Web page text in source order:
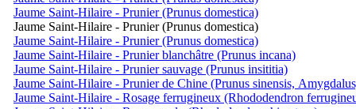
Jaume Saint-Hilaire - Prunier (Prunus domestica)
Jaume Saint-Hilaire - Prunier (Prunus domestica)
Jaume Saint-Hilaire - Prunier (Prunus domestica)
Jaume Saint-Hilaire - Prunier blanchâtre (Prunus incana)
Jaume Saint-Hilaire - Prunier sauvage (Prunus insititia)
Jaume Saint-Hilaire - Prunier de Chine (Prunus sinensis,
Jaume Saint-Hilaire - Rosage ferrugineux (Rhododendron